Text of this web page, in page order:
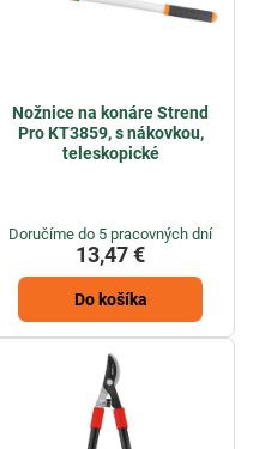
Nožnice na konáre Strend
Pro KT3859, s nákovkou,
teleskopické
Doručíme do 5 pracovných dní
13,47 €
Do košíka